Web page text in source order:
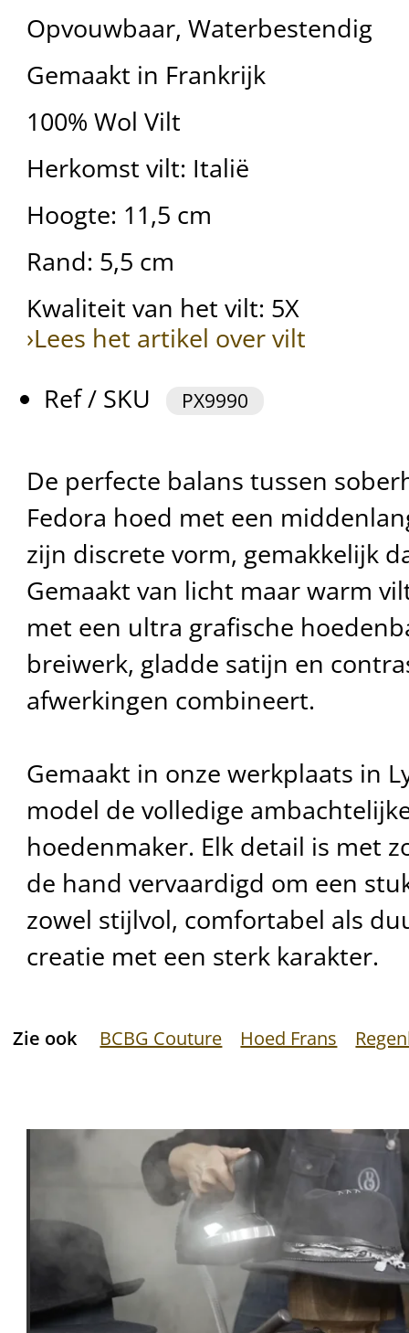
Opvouwbaar, Waterbestendig
Gemaakt in Frankrijk
100% Wol Vilt
Herkomst vilt: Italië
Hoogte: 11,5 cm
Rand: 5,5 cm
Kwaliteit van het vilt: 5X
›Lees het artikel over vilt
Ref / SKU
PX9990
De perfecte balans tussen
Fedora hoed met een
zijn discrete vorm, gemakkelijk
Gemaakt van licht maar warm
met een ultra grafische
breiwerk, gladde satijn en
afwerkingen combineert.
Gemaakt in onze werkplaats in
model de volledige
hoedenmaker. Elk detail is met
de hand vervaardigd om een
zowel stijlvol, comfortabel als
creatie met een sterk karakter.
Zie ook BCBG Couture Hoed Frans